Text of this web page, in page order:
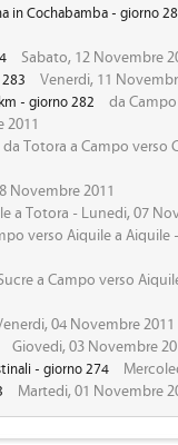
in Cochabamba - giorno
Sabato, 12 Novembre
Venerdi, 11
- giorno 282
da
2011
da Totora a Campo verso
Novembre 2011
a Totora - Lunedi, 07
verso Aiquile a Aiquile
a Campo verso
04 Novembre 2011
Giovedi, 03 Novembre
- giorno 274
Martedi, 01 Novembre